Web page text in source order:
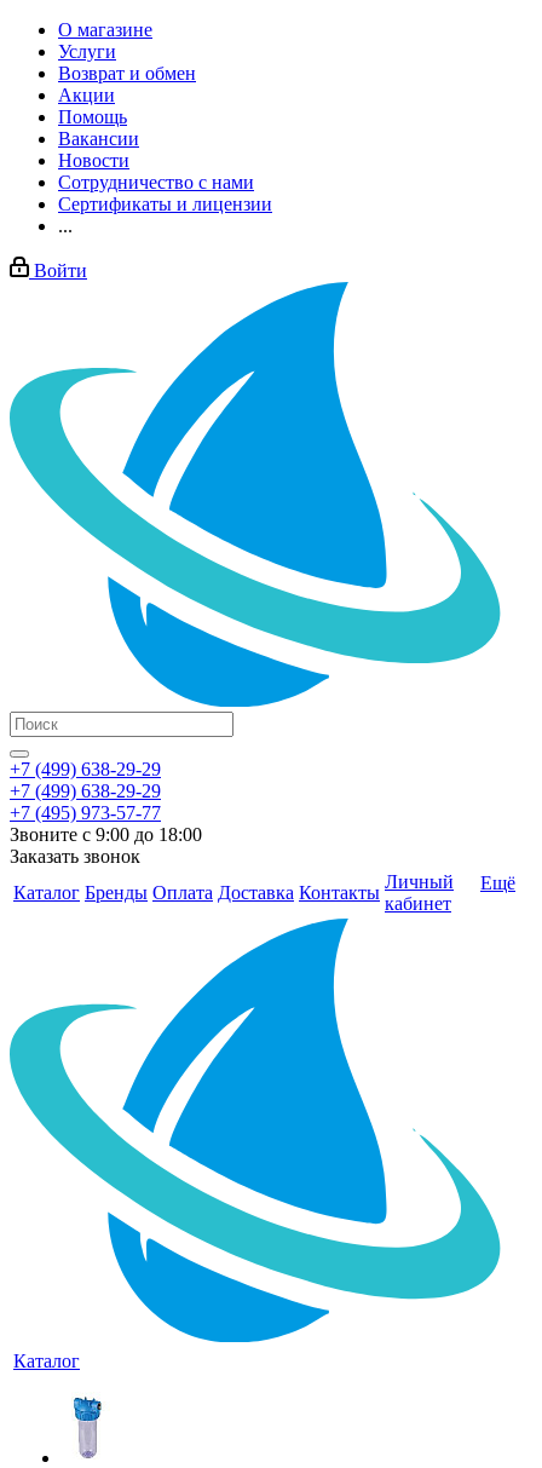
О магазине
Услуги
Возврат и обмен
Акции
Помощь
Вакансии
Новости
Сотрудничество с нами
Сертификаты и лицензии
...
Войти
+7 (499) 638-29-29
+7 (499) 638-29-29
+7 (495) 973-57-77
Звоните с 9:00 до 18:00
Заказать звонок
Каталог Бренды Оплата Доставка Контакты
Личный
кабинет
Ещё
Каталог